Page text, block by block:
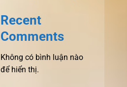
Recent
Comments
Không có bình luận nào
để hiển thị.